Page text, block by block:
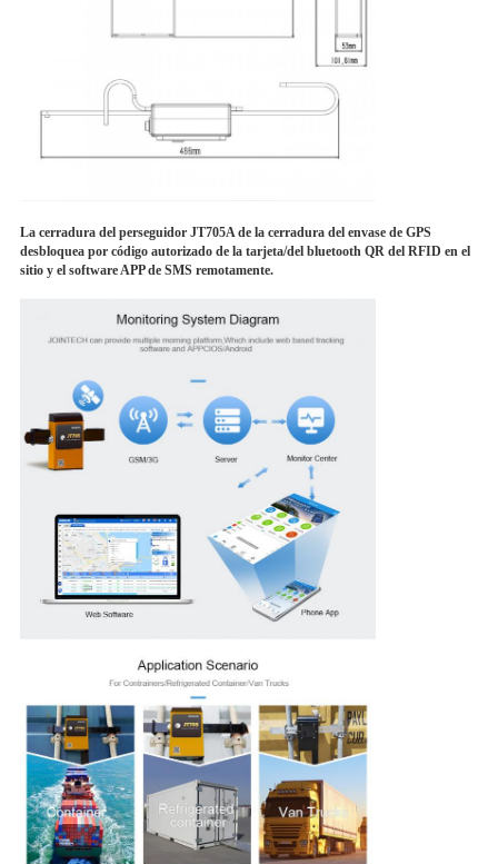
La cerradura del perseguidor JT705A de la cerradura del envase de GPS
desbloquea por código autorizado de la tarjeta/del bluetooth QR del RFID en el
sitio y el software APP de SMS remotamente.